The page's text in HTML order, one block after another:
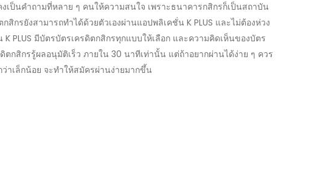
เป็นคำถามที่หลาย ๆ คนให้ความสนใจ เพราะธนาคารกสิกรก็เป็นสถาบัน
กสิกรยังสามารถทำได้ด้วยตัวเองผ่านแอปพลิเคชั่น K PLUS และไม่ต้องห่วง
PLUS มีบัตรบัตรเครดิตกสิกรทุกแบบให้เลือก และความคิดเห็นของบัตร
ตกสิกรรู้ผลอนุมัติเร็ว ภายใน 30 นาทีเท่านั้น แต่ถ้าอยากผ่านได้ง่าย ๆ ควร
ว่าเล็กน้อย จะทำให้สมัครผ่านง่ายมากขึ้น